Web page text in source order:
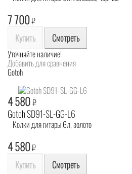
7 700₽
Купить Смотреть
Уточняйте наличие!
Добавить для сравнения
Gotoh
4 580₽
Gotoh SD91-SL-GG-L6
Колки для гитары 6л, золото
4 580₽
Купить Смотреть